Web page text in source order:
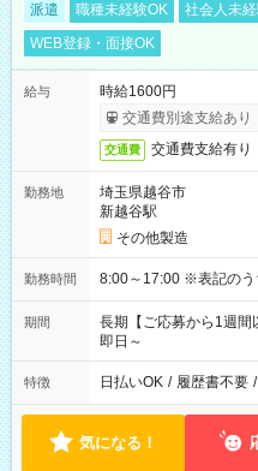
派遣 職種未経験OK 社会人未
WEB登録・面接OK
給与
時給1600円
交通費別途支給あり
交通費 交通費支給有り
勤務地
埼玉県越谷市
新越谷駅
その他製造
勤務時間 8:00～17:00 ※
期間
長期【ご応募から1週間
即日～
特徴 日払いOK / 履歴書不要 /
気になる！